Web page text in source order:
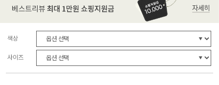
색상
사이즈